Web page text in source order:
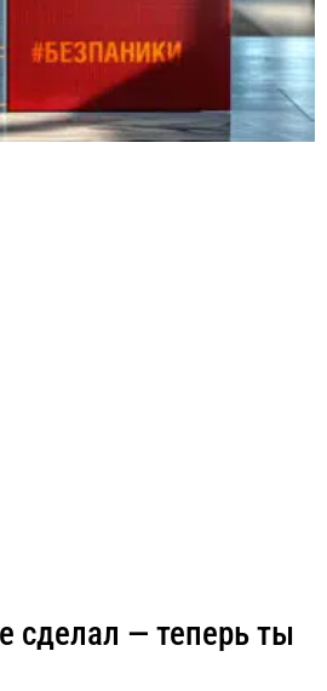
сделал — теперь ты